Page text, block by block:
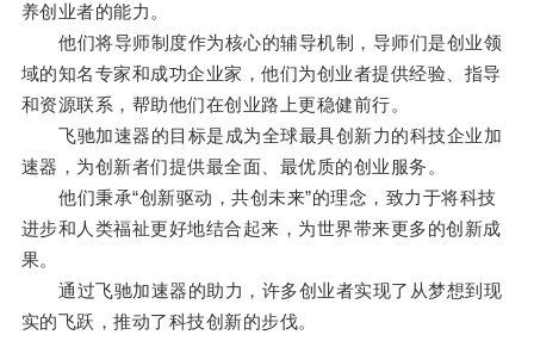
养创业者的能力。
他们将导师制度作为核心的辅导机制，导师们是创业领
域的知名专家和成功企业家，他们为创业者提供经验、指导
和资源联系，帮助他们在创业路上更稳健前行。
飞驰加速器的目标是成为全球最具创新力的科技企业加
速器，为创新者们提供最全面、最优质的创业服务。
他们秉承“创新驱动，共创未来”的理念，致力于将科技
进步和人类福祉更好地结合起来，为世界带来更多的创新成
果。
通过飞驰加速器的助力，许多创业者实现了从梦想到现
实的飞跃，推动了科技创新的步伐。